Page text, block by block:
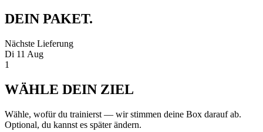
DEIN PAKET.
Nächste Lieferung
Di 11 Aug
1
WÄHLE DEIN ZIEL
Wähle, wofür du trainierst — wir stimmen deine Box darauf ab.
Optional, du kannst es später ändern.